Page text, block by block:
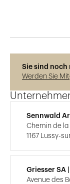
Sie sind noch
Werden Sie
Sennwald
Chemin de la
1167 Lussy-
Griesser SA
Avenue des